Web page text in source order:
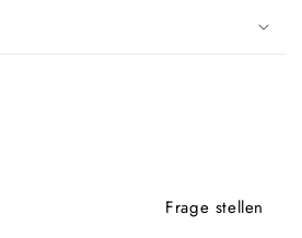
Frage stellen